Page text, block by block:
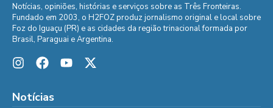
Notícias, opiniões, histórias e serviços sobre as Três Fronteiras.
Fundado em 2003, o H2FOZ produz jornalismo original e local sobre
Foz do Iguaçu (PR) e as cidades da região trinacional formada por
Brasil, Paraguai e Argentina.
Notícias